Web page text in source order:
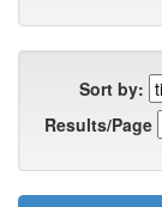
Sort by:
Results/Page